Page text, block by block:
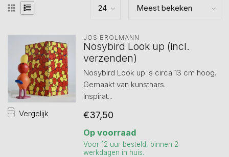
Vergelijk
JOS BRÖLMANN
Nosybird Look up (incl.
verzenden)
Nosybird Look up is circa 13 cm hoog.
Gemaakt van kunsthars.
Inspirat...
€37,50
Op voorraad
Voor 12 uur besteld, binnen 2
werkdagen in huis.